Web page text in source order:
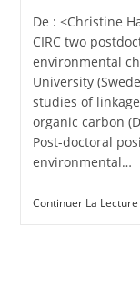
De : <Christine
CIRC two
environmental
University
studies of
organic carbon
Post-doctoral
environmental…
Continuer La Lecture